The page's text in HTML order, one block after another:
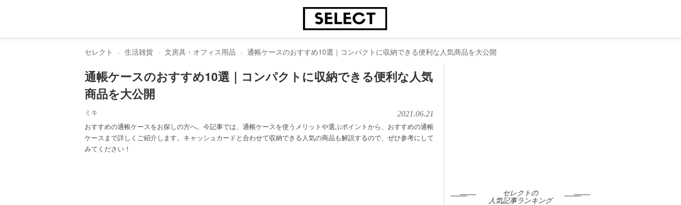
セレクト 生活雑貨 文房具・オフィス用品 通帳ケースのおすすめ10選｜コンパクトに収納できる便利な人気商品を大公開
通帳ケースのおすすめ10選｜コンパクトに収納できる便利な人気
商品を大公開
ミキ 2021.06.21
おすすめの通帳ケースをお探しの方へ。今記事では、通帳ケースを使うメリットや選ぶポイントから、おすすめの通帳
ケースまで詳しくご紹介します。キャッシュカードと合わせて収納できる人気の商品も解説するので、ぜひ参考にして
みてください！
セレクトの
人気記事ランキング